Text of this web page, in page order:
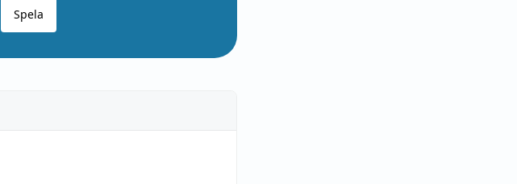
Spela